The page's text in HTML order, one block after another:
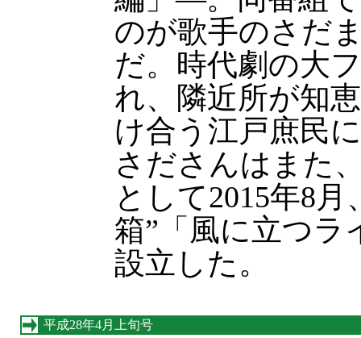
のが歌手のさだ
だ。時代劇の大
れ、隣近所が知
け合う江戸庶民
さださんはまた
として2015年8月
箱”「風に立つラ
設立した。
平成28年4月上旬号